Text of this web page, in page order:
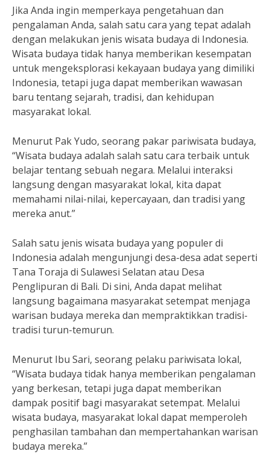
Jika Anda ingin memperkaya pengetahuan dan
pengalaman Anda, salah satu cara yang tepat adalah
dengan melakukan jenis wisata budaya di Indonesia.
Wisata budaya tidak hanya memberikan kesempatan
untuk mengeksplorasi kekayaan budaya yang dimiliki
Indonesia, tetapi juga dapat memberikan wawasan
baru tentang sejarah, tradisi, dan kehidupan
masyarakat lokal.
Menurut Pak Yudo, seorang pakar pariwisata budaya,
“Wisata budaya adalah salah satu cara terbaik untuk
belajar tentang sebuah negara. Melalui interaksi
langsung dengan masyarakat lokal, kita dapat
memahami nilai-nilai, kepercayaan, dan tradisi yang
mereka anut.”
Salah satu jenis wisata budaya yang populer di
Indonesia adalah mengunjungi desa-desa adat seperti
Tana Toraja di Sulawesi Selatan atau Desa
Penglipuran di Bali. Di sini, Anda dapat melihat
langsung bagaimana masyarakat setempat menjaga
warisan budaya mereka dan mempraktikkan tradisi-
tradisi turun-temurun.
Menurut Ibu Sari, seorang pelaku pariwisata lokal,
“Wisata budaya tidak hanya memberikan pengalaman
yang berkesan, tetapi juga dapat memberikan
dampak positif bagi masyarakat setempat. Melalui
wisata budaya, masyarakat lokal dapat memperoleh
penghasilan tambahan dan mempertahankan warisan
budaya mereka.”